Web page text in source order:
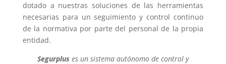
dotado a nuestras soluciones de las herramientas
necesarias para un seguimiento y control continuo
de la normativa por parte del personal de la propia
entidad.
Segurplus es un sistema autónomo de control y